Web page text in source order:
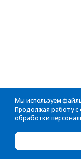
Мы используем
Продолжая работу с
обработки